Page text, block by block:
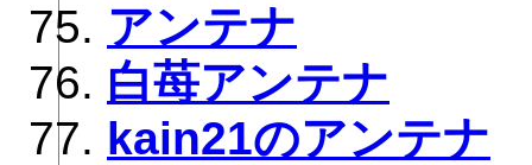
アンテナ
白苺アンテナ
kain21のアンテナ